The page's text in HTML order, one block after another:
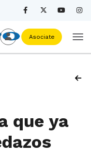
Asociate
que ya